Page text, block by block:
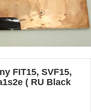
FIT15, SVF15,
( RU Black